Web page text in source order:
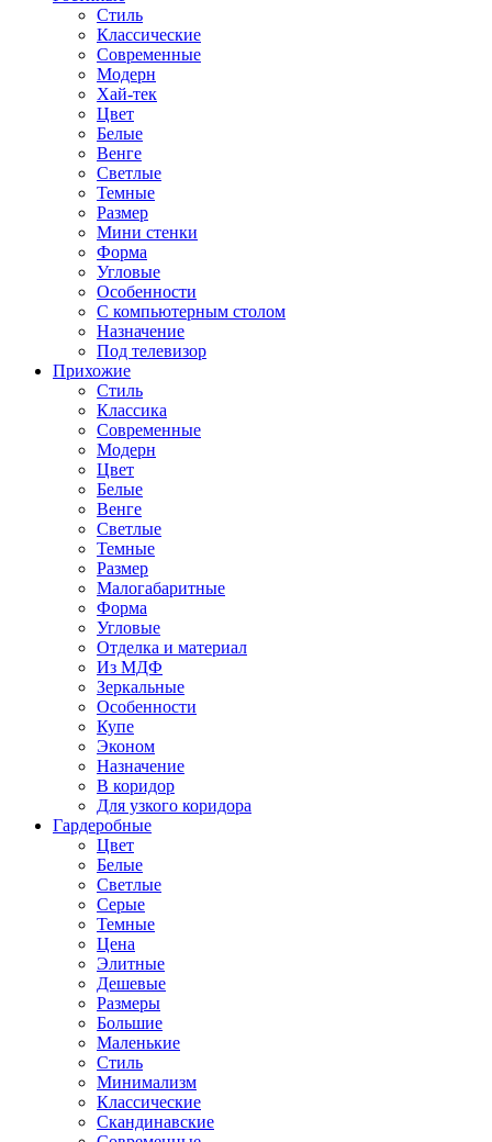
Стиль
Классические
Современные
Модерн
Хай-тек
Цвет
Белые
Венге
Светлые
Темные
Размер
Мини стенки
Форма
Угловые
Особенности
С компьютерным столом
Назначение
Под телевизор
Прихожие
Стиль
Классика
Современные
Модерн
Цвет
Белые
Венге
Светлые
Темные
Размер
Малогабаритные
Форма
Угловые
Отделка и материал
Из МДФ
Зеркальные
Особенности
Купе
Эконом
Назначение
В коридор
Для узкого коридора
Гардеробные
Цвет
Белые
Светлые
Серые
Темные
Цена
Элитные
Дешевые
Размеры
Большие
Маленькие
Стиль
Минимализм
Классические
Скандинавские